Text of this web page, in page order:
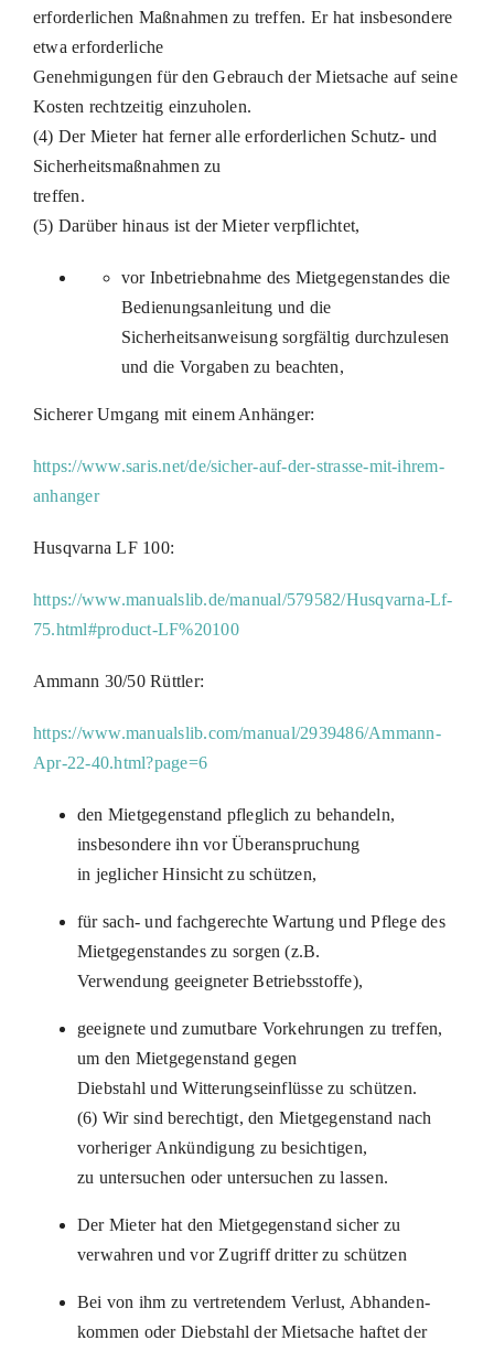
erforderlichen Maßnahmen zu treffen. Er hat insbesondere
etwa erforderliche
Genehmigungen für den Gebrauch der Mietsache auf seine
Kosten rechtzeitig einzuholen.
(4) Der Mieter hat ferner alle erforderlichen Schutz- und
Sicherheitsmaßnahmen zu
treffen.
(5) Darüber hinaus ist der Mieter verpflichtet,
vor Inbetriebnahme des Mietgegenstandes die
Bedienungsanleitung und die
Sicherheitsanweisung sorgfältig durchzulesen
und die Vorgaben zu beachten,
Sicherer Umgang mit einem Anhänger:
https://www.saris.net/de/sicher-auf-der-strasse-mit-ihrem-
anhanger
Husqvarna LF 100:
https://www.manualslib.de/manual/579582/Husqvarna-Lf-
75.html#product-LF%20100
Ammann 30/50 Rüttler:
https://www.manualslib.com/manual/2939486/Ammann-
Apr-22-40.html?page=6
den Mietgegenstand pfleglich zu behandeln,
insbesondere ihn vor Überanspruchung
in jeglicher Hinsicht zu schützen,
für sach- und fachgerechte Wartung und Pflege des
Mietgegenstandes zu sorgen (z.B.
Verwendung geeigneter Betriebsstoffe),
geeignete und zumutbare Vorkehrungen zu treffen,
um den Mietgegenstand gegen
Diebstahl und Witterungseinflüsse zu schützen.
(6) Wir sind berechtigt, den Mietgegenstand nach
vorheriger Ankündigung zu besichtigen,
zu untersuchen oder untersuchen zu lassen.
Der Mieter hat den Mietgegenstand sicher zu
verwahren und vor Zugriff dritter zu schützen
Bei von ihm zu vertretendem Verlust, Abhanden-
kommen oder Diebstahl der Mietsache haftet der